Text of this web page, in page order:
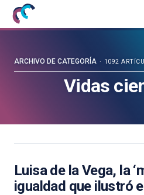
Mujeres
con
blog
Vidas
ARCHIVO DE CATEGORÍA 1092
Luisa de la Vega, la
igualdad que ilustró